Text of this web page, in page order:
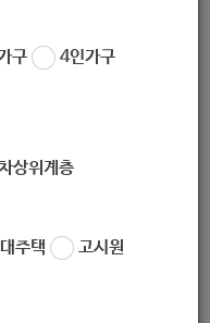
구
4인가구
상위계층
주택
고시원